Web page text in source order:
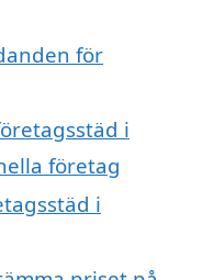
för
i
företag
i